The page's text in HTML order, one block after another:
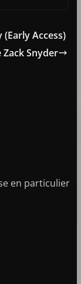
Access)
Zack Snyder
en particulier